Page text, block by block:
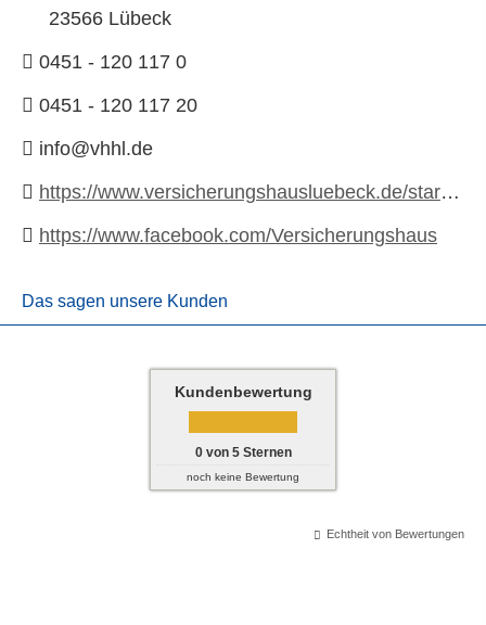
23566 Lübeck
0451 - 120 117 0
0451 - 120 117 20
info@vhhl.de
https://www.versicherungshausluebeck.de/startseite
https://www.facebook.com/Versicherungshaus
Das sagen unsere Kunden
Kundenbewertung
0von 5Sternen
noch keine Bewertung
Echtheit von Bewertungen